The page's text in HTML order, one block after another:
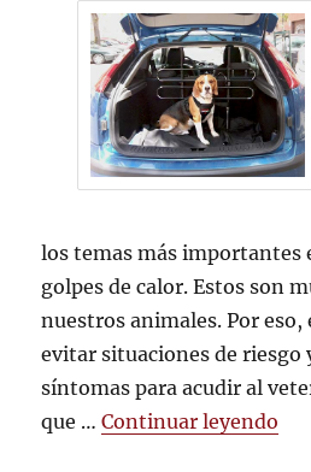
El
peligro
del
calor
para
nuestras
mascotas
los temas más importantes
golpes de calor. Estos son
nuestros animales. Por
evitar situaciones de riesgo
síntomas para acudir al
que …Continuar leyendo